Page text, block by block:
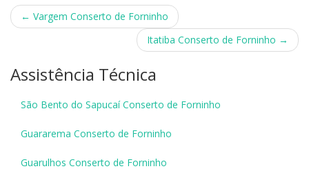
Post
← Vargem Conserto de Forninho
Itatiba Conserto de Forninho →
Assistência Técnica
São Bento do Sapucaí Conserto de Forninho
Guararema Conserto de Forninho
Guarulhos Conserto de Forninho